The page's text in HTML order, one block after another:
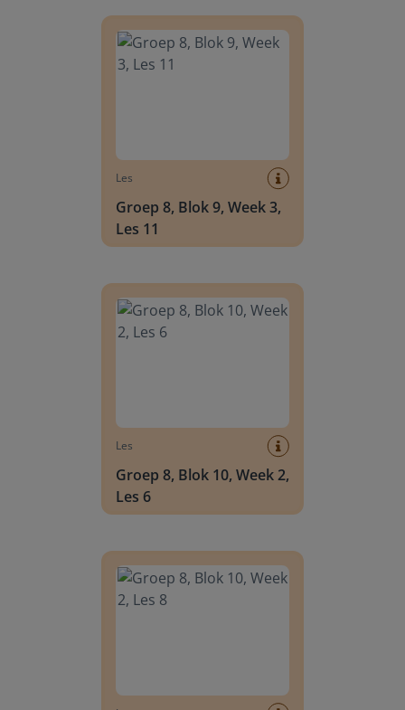
Les
Groep 8, Blok 9, Week 3,
Les 11
Les
Groep 8, Blok 10, Week 2,
Les 6